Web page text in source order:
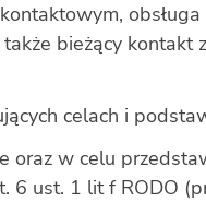
obsługa
bieżący kontakt
celach i
oraz w celu
ust. 1 lit f RODO